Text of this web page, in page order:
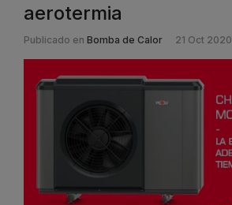
aerotermia
Publicado en Bomba de Calor 21 Oct 2020